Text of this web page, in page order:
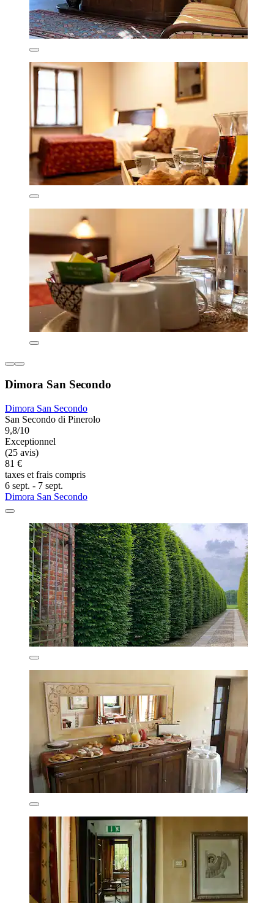
Dimora San Secondo
Dimora San Secondo
San Secondo di Pinerolo
9,8/10
Exceptionnel
(25 avis)
81 €
taxes et frais compris
6 sept. - 7 sept.
Dimora San Secondo